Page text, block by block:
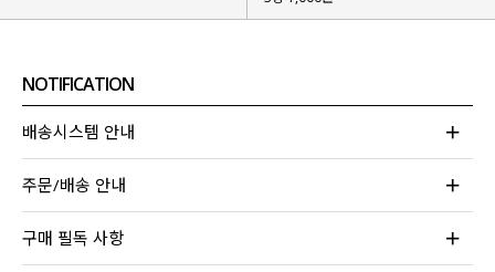
고급스럽고 로맨틱한 무드를 연출해 주구요.
부드럽게 흐르는 소재감이 더해져
NOTIFICATION
배송시스템 안내
주문/배송 안내
구매 필독 사항